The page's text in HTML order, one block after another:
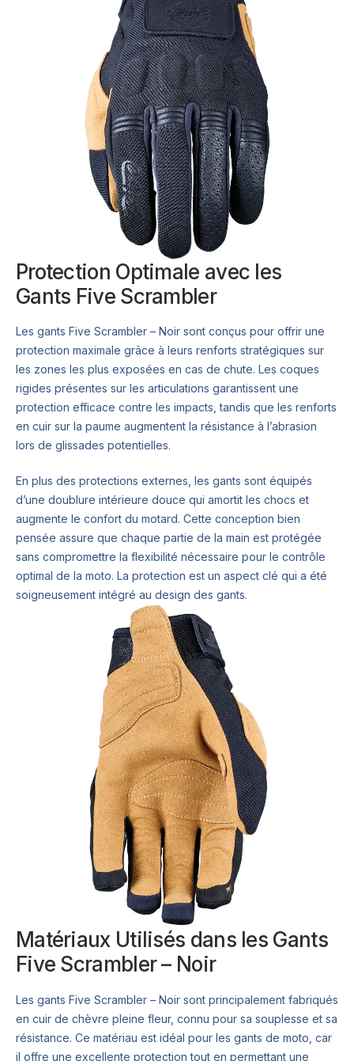
Protection Optimale avec les
Gants Five Scrambler
Les gants Five Scrambler – Noir sont conçus pour offrir une
protection maximale grâce à leurs renforts stratégiques sur
les zones les plus exposées en cas de chute. Les coques
rigides présentes sur les articulations garantissent une
protection efficace contre les impacts, tandis que les renforts
en cuir sur la paume augmentent la résistance à l’abrasion
lors de glissades potentielles.
En plus des protections externes, les gants sont équipés
d’une doublure intérieure douce qui amortit les chocs et
augmente le confort du motard. Cette conception bien
pensée assure que chaque partie de la main est protégée
sans compromettre la flexibilité nécessaire pour le contrôle
optimal de la moto. La protection est un aspect clé qui a été
soigneusement intégré au design des gants.
Matériaux Utilisés dans les Gants
Five Scrambler – Noir
Les gants Five Scrambler – Noir sont principalement fabriqués
en cuir de chèvre pleine fleur, connu pour sa souplesse et sa
résistance. Ce matériau est idéal pour les gants de moto, car
il offre une excellente protection tout en permettant une